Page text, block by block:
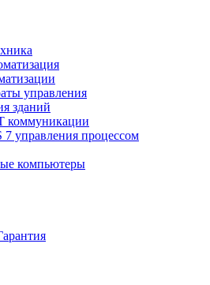
управления
зданий
коммуникации
управления процессом
компьютеры